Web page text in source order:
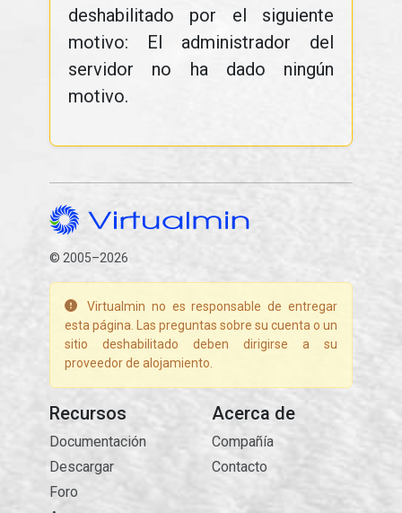
deshabilitado por el siguiente
motivo: El administrador del
servidor no ha dado ningún
motivo.
© 2005–2026
Virtualmin no es responsable de entregar
esta página. Las preguntas sobre su cuenta o un
sitio deshabilitado deben dirigirse a su
proveedor de alojamiento.
Recursos
Documentación
Descargar
Foro
Acerca de
Compañía
Contacto